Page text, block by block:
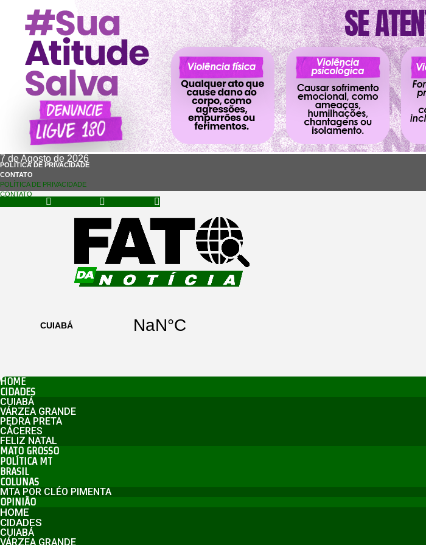
7 de Agosto de 2026
POLÍTICA DE PRIVACIDADE
CONTATO
POLÍTICA DE PRIVACIDADE
CONTATO
HOME
CIDADES
CUIABÁ
VÁRZEA GRANDE
PEDRA PRETA
CÁCERES
FELIZ NATAL
MATO GROSSO
POLÍTICA MT
BRASIL
COLUNAS
MTA POR CLÉO PIMENTA
OPINIÃO
HOME
CIDADES
CUIABÁ
VÁRZEA GRANDE